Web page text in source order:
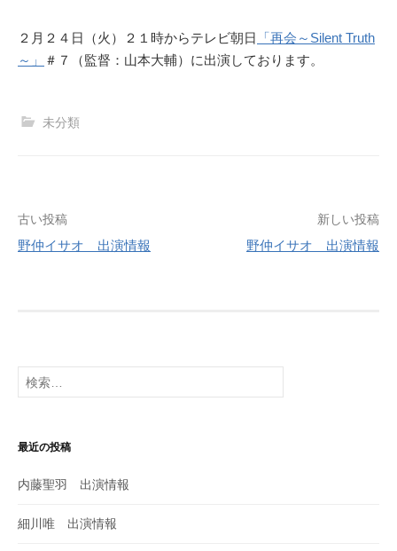
２月２４日（火）２１時からテレビ朝日
「再会～Silent Truth
～」
＃７（監督：山本大輔）に出演しております。
未分類
ビ
ゲ
ョ
ン
古い投稿
野仲イサオ 出演情報
新しい投稿
野仲イサオ 出演情報
検
索
最近の投稿
内藤聖羽 出演情報
細川唯 出演情報